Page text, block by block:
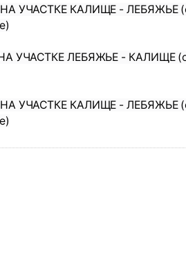
УЧАСТКЕ КАЛИЩЕ - ЛЕБЯЖЬЕ
УЧАСТКЕ ЛЕБЯЖЬЕ - КАЛИЩЕ
УЧАСТКЕ КАЛИЩЕ - ЛЕБЯЖЬЕ